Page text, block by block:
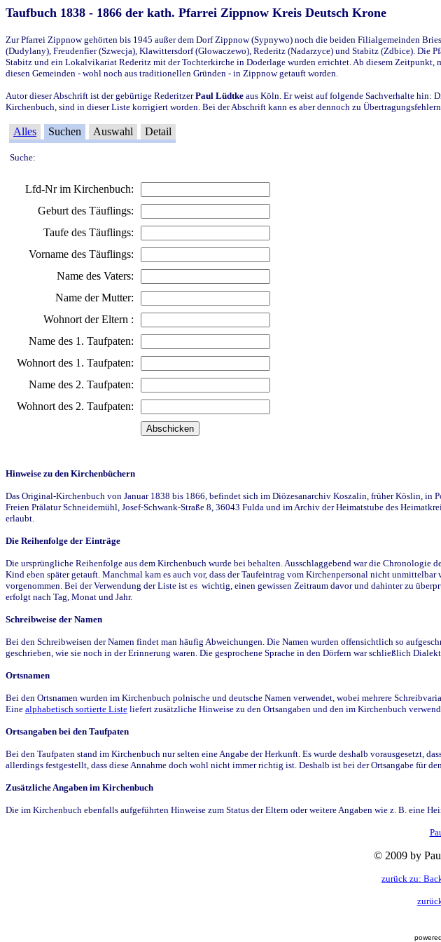
Taufbuch 1838 - 1866 der kath. Pfarrei Zippnow Kreis Deutsch Krone
Zur Pfarrei Zippnow gehörten bis 1945 außer dem Dorf Zippnow (Sypnywo) noch die beiden Filialgemeinden
(Dudylany), Freudenfier (Szwecja), Klawittersdorf (Glowaczewo), Rederitz (Nadarzyce) und Stabitz (Zdbice).
Stabitz und ein Lokalvikariat Rederitz mit der Tochterkirche in Doderlage wurden errichtet. Ab diesem Zeitpunkt,
diesen Gemeinden - wohl noch aus traditionellen Gründen - in Zippnow getauft worden.
Autor dieser Abschrift ist der gebürtige RederitzerPaul Lüdtke aus Köln. Er weist auf folgende Sachverhalte hin:
Kirchenbuch, sind in dieser Liste korrigiert worden. Bei der Abschrift kann es aber dennoch zu
Alles Suchen Auswahl Detail
Suche:
Lfd-Nr im Kirchenbuch:
Geburt des Täuflings:
Taufe des Täuflings:
Vorname des Täuflings:
Name des Vaters:
Name der Mutter:
Wohnort der Eltern :
Name des 1. Taufpaten:
Wohnort des 1. Taufpaten:
Name des 2. Taufpaten:
Wohnort des 2. Taufpaten:
Hinweise zu den Kirchenbüchern
Das Original-Kirchenbuch von Januar 1838 bis 1866, befindet sich im Diözesanarchiv Koszalin, früher Köslin,
Freien Prälatur Schneidemühl, Josef-Schwank-Straße 8, 36043 Fulda und im Archiv der Heimatstube des
erlaubt.
Die Reihenfolge der Einträge
Die ursprüngliche Reihenfolge aus dem Kirchenbuch wurde bei behalten. Ausschlaggebend war die Chronologie
Kind eben später getauft. Manchmal kam es auch vor, dass der Taufeintrag vom Kirchenpersonal nicht
vorgenommen. Bei der Verwendung der Liste ist es wichtig, einen gewissen Zeitraum davor und dahinter zu
erfolgt nach Tag, Monat und Jahr.
Schreibweise der Namen
Bei den Schreibweisen der Namen findet man häufig Abweichungen. Die Namen wurden offensichtlich so
geschrieben, wie sie noch in der Erinnerung waren. Die gesprochene Sprache in den Dörfern war schließlich
Ortsnamen
Bei den Ortsnamen wurden im Kirchenbuch polnische und deutsche Namen verwendet, wobei mehrere
Eine alphabetisch sortierte Liste liefert zusätzliche Hinweise zu den Ortsangaben und den im Kirchenbuch
Ortsangaben bei den Taufpaten
Bei den Taufpaten stand im Kirchenbuch nur selten eine Angabe der Herkunft. Es wurde deshalb vorausgesetzt,
allerdings festgestellt, dass diese Annahme doch wohl nicht immer richtig ist. Deshalb ist bei der Ortsangabe für
Zusätzliche Angaben im Kirchenbuch
Die im Kirchenbuch ebenfalls aufgeführten Hinweise zum Status der Eltern oder weitere Angaben wie z. B. eine
© 2009 by
zurück zu: